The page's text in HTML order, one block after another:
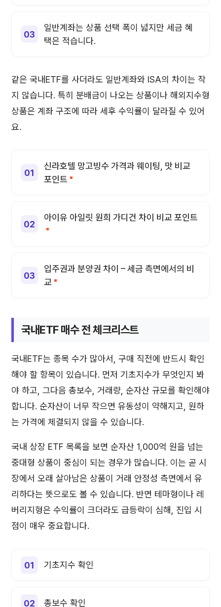
일반계좌는 상품 선택 폭이 넓지만 세금 혜
택은 적습니다.
같은 국내ETF를 사더라도 일반계좌와 ISA의 차이는 작
지 않습니다. 특히 분배금이 나오는 상품이나 해외지수형
상품은 계좌 구조에 따라 세후 수익률이 달라질 수 있어
요.
신라호텔 망고빙수 가격과 웨이팅, 맛 비교
포인트
아이유 아일릿 원희 가디건 차이 비교 포인트
입주권과 분양권 차이 – 세금 측면에서의 비
교
국내ETF 매수 전 체크리스트
국내ETF는 종목 수가 많아서, 구매 직전에 반드시 확인
해야 할 항목이 있습니다. 먼저 기초지수가 무엇인지 봐
야 하고, 그다음 총보수, 거래량, 순자산 규모를 확인해야
합니다. 순자산이 너무 작으면 유동성이 약해지고, 원하
는 가격에 체결되지 않을 수 있습니다.
국내 상장 ETF 목록을 보면 순자산 1,000억 원을 넘는
중대형 상품이 중심이 되는 경우가 많습니다. 이는 곧 시
장에서 오래 살아남은 상품이 거래 안정성 측면에서 유
리하다는 뜻으로도 볼 수 있습니다. 반면 테마형이나 레
버리지형은 수익률이 크더라도 급등락이 심해, 진입 시
점이 매우 중요합니다.
기초지수 확인
총보수 확인